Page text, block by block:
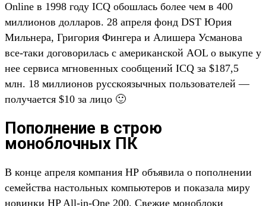
Online в 1998 году ICQ обошлась более чем в 400
миллионов долларов. 28 апреля фонд DST Юрия
Мильнера, Григория Фингера и Алишера Усманова
все-таки договорилась с американской AOL о выкупе у
нее сервиса мгновенных сообщений ICQ за $187,5
млн. 18 миллионов русскоязычных пользователей —
получается $10 за лицо 🙂
Пополнение в строю
моноблочных ПК
В конце апреля компания НР объявила о пополнении
семейства настольных компьютеров и показала миру
новинки HP All-in-One 200. Свежие моноблоки